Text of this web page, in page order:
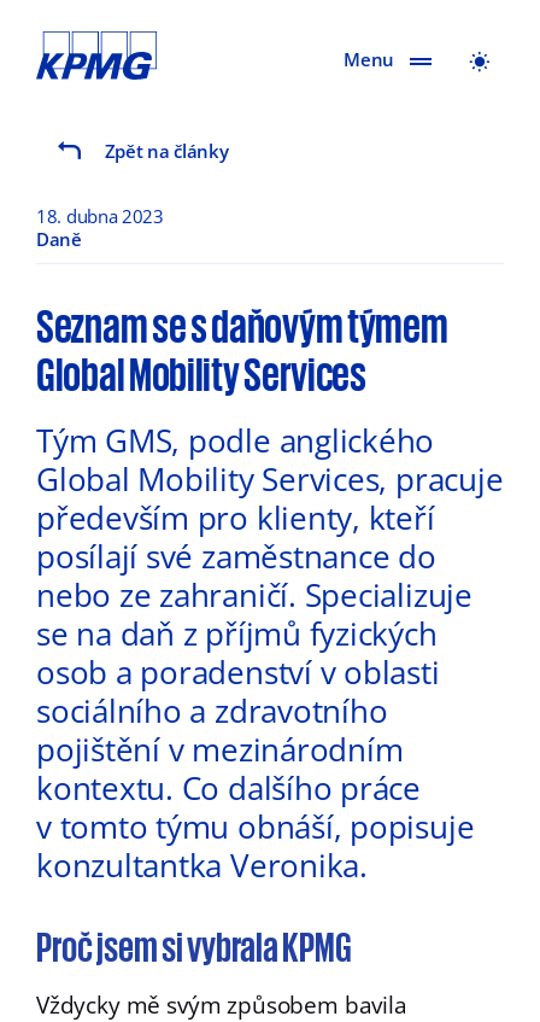
Menu
Zpět na články
18. dubna 2023
Daně
Seznam se s daňovým týmem
Global Mobility Services
Tým GMS, podle anglického
Global Mobility Services, pracuje
především pro klienty, kteří
posílají své zaměstnance do
nebo ze zahraničí. Specializuje
se na daň z příjmů fyzických
osob a poradenství v oblasti
sociálního a zdravotního
pojištění v mezinárodním
kontextu. Co dalšího práce
v tomto týmu obnáší, popisuje
konzultantka Veronika.
Proč jsem si vybrala KPMG
Vždycky mě svým způsobem bavila